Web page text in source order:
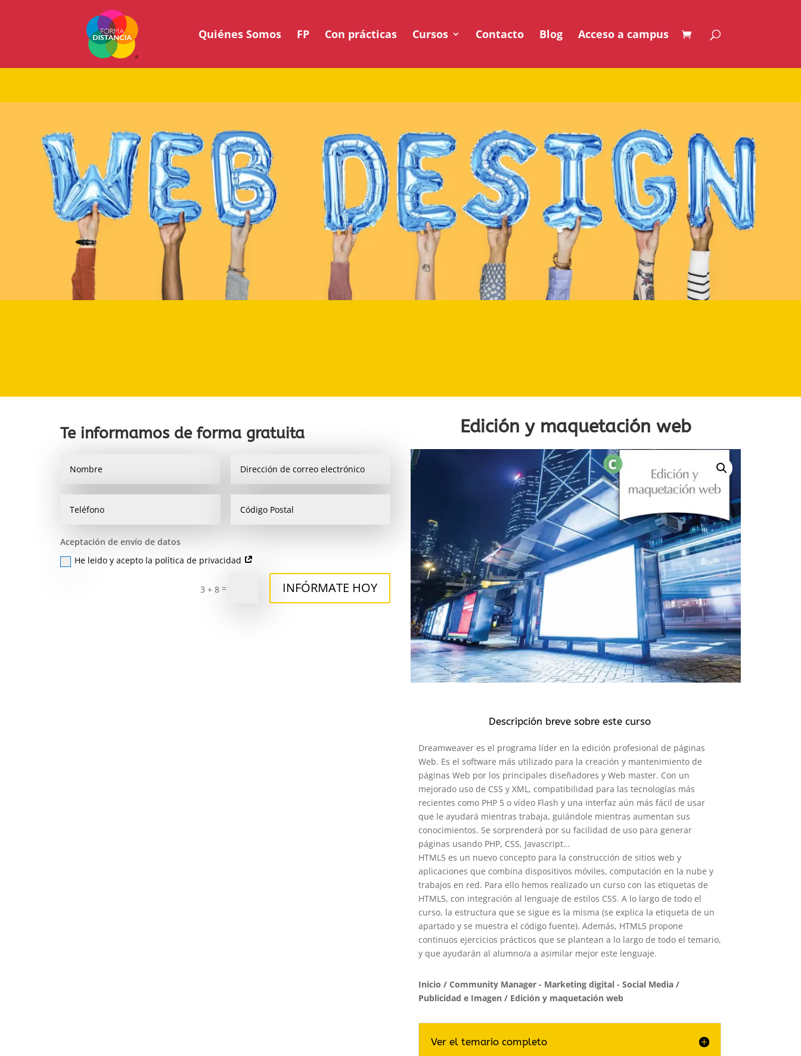
Quiénes Somos FP Con prácticas Cursos Contacto Blog Acceso a campus
Te informamos de forma gratuita
Aceptación de envío de datos
He leido y acepto la política de privacidad
3 + 8 = INFÓRMATE HOY
Edición y maquetación web
Descripción breve sobre este curso
Dreamweaver es el programa líder en la edición profesional de páginas
Web. Es el software más utilizado para la creación y mantenimiento de
páginas Web por los principales diseñadores y Web master. Con un
mejorado uso de CSS y XML, compatibilidad para las tecnologías más
recientes como PHP 5 o vídeo Flash y una interfaz aún más fácil de usar
que le ayudará mientras trabaja, guiándole mientras aumentan sus
conocimientos. Se sorprenderá por su facilidad de uso para generar
páginas usando PHP, CSS, Javascript…
HTML5 es un nuevo concepto para la construcción de sitios web y
aplicaciones que combina dispositivos móviles, computación en la nube y
trabajos en red. Para ello hemos realizado un curso con las etiquetas de
HTML5, con integración al lenguaje de estilos CSS. A lo largo de todo el
curso, la estructura que se sigue es la misma (se explica la etiqueta de un
apartado y se muestra el código fuente). Además, HTML5 propone
continuos ejercicios prácticos que se plantean a lo largo de todo el temario,
y que ayudarán al alumno/a a asimilar mejor este lenguaje.
Inicio / Community Manager - Marketing digital - Social Media/
Publicidad e Imagen/ Edición y maquetación web
Ver el temario completo